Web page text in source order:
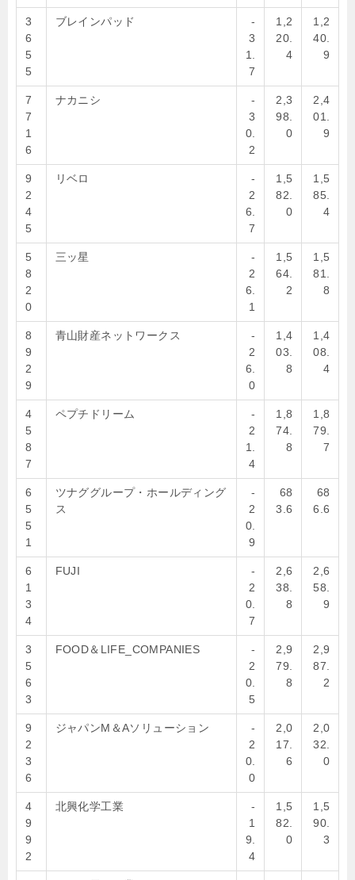
3
6
5
5
ブレインパッド
-
3
1.
7
1,2
20.
4
1,2
40.
9
7
7
1
6
ナカニシ
-
3
0.
2
2,3
98.
0
2,4
01.
9
9
2
4
5
リベロ
-
2
6.
7
1,5
82.
0
1,5
85.
4
5
8
2
0
三ッ星
-
2
6.
1
1,5
64.
2
1,5
81.
8
8
9
2
9
青山財産ネットワークス
-
2
6.
0
1,4
03.
8
1,4
08.
4
4
5
8
7
ペプチドリーム
-
2
1.
4
1,8
74.
8
1,8
79.
7
6
5
5
1
ツナググループ・ホールディング
ス
-
2
0.
9
68
3.6
68
6.6
6
1
3
4
FUJI
-
2
0.
7
2,6
38.
8
2,6
58.
9
3
5
6
3
FOOD＆LIFE_COMPANIES
-
2
0.
5
2,9
79.
8
2,9
87.
2
9
2
3
6
ジャパンM＆Aソリューション
-
2
0.
0
2,0
17.
6
2,0
32.
0
4
9
9
2
北興化学工業
-
1
9.
4
1,5
82.
0
1,5
90.
3